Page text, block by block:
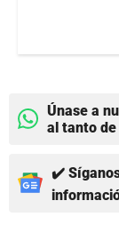
Únase a
al tanto
✔️